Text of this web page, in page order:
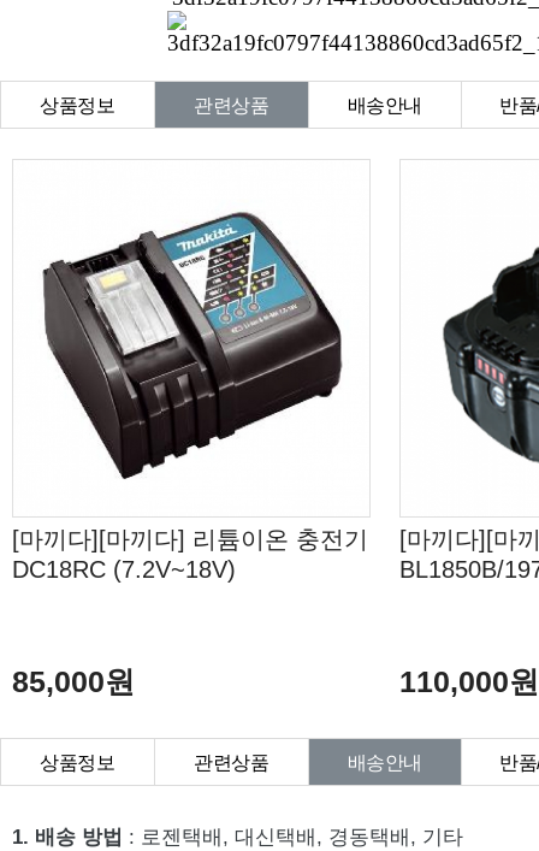
상품정보 관련상품 배송안내 반
[마끼다][마끼다] 리튬이온 충전기
DC18RC (7.2V~18V)
85,000원
[마끼다][마
BL1850B/
110,000원
상품정보 관련상품 배송안내 반
1. 배송 방법 : 로젠택배, 대신택배, 경동택배, 기타